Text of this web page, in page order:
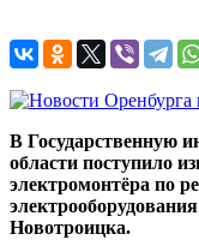
В Государственную
области поступило
электромонтёра по
Новотроицка.